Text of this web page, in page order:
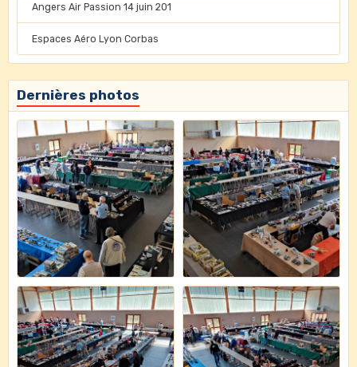
Angers Air Passion 14 juin 201
Espaces Aéro Lyon Corbas
Dernières photos